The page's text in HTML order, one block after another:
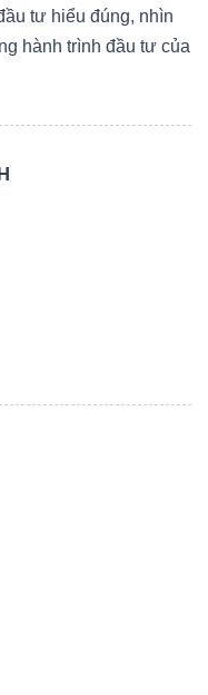
tư hiểu đúng, nhìn
hành trình đầu tư của